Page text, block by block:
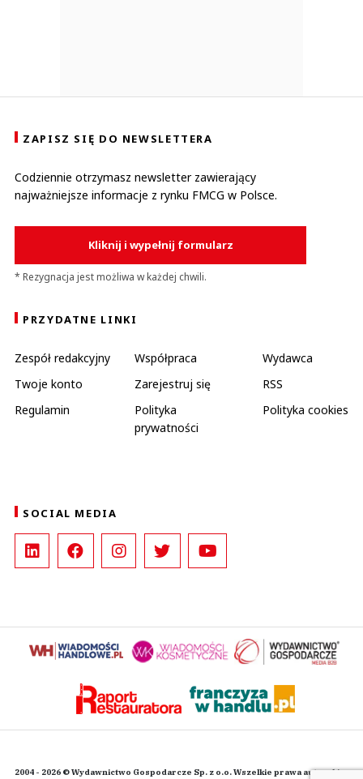
ZAPISZ SIĘ DO NEWSLETTERA
Codziennie otrzymasz newsletter zawierający
najważniejsze informacje z rynku FMCG w Polsce.
Kliknij i wypełnij formularz
* Rezygnacja jest możliwa w każdej chwili.
PRZYDATNE LINKI
Zespół redakcyjny Współpraca
Wydawca
Twoje konto
Zarejestruj się
RSS
Regulamin
Polityka
prywatności
Polityka cookies
SOCIAL MEDIA
2004 - 2026 © Wydawnictwo Gospodarcze Sp. z o.o. Wszelkie prawa autorskie